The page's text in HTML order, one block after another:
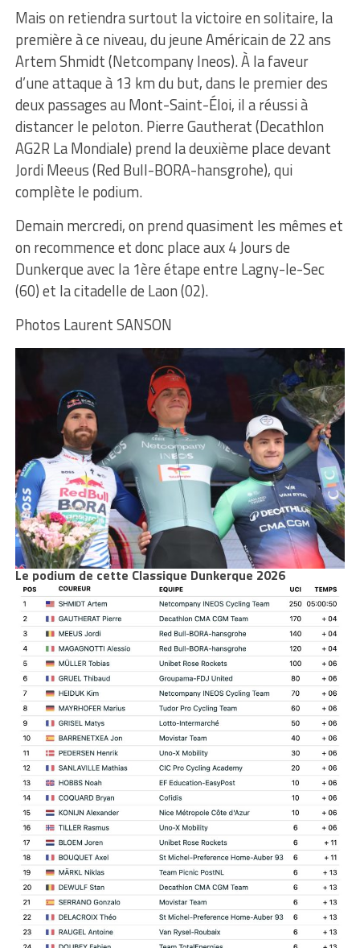
Mais on retiendra surtout la victoire en solitaire, la
première à ce niveau, du jeune Américain de 22 ans
Artem Shmidt (Netcompany Ineos). À la faveur
d’une attaque à 13 km du but, dans le premier des
deux passages au Mont-Saint-Éloi, il a réussi à
distancer le peloton. Pierre Gautherat (Decathlon
AG2R La Mondiale) prend la deuxième place devant
Jordi Meeus (Red Bull-BORA-hansgrohe), qui
complète le podium.
Demain mercredi, on prend quasiment les mêmes et
on recommence et donc place aux 4 Jours de
Dunkerque avec la 1ère étape entre Lagny-le-Sec
(60) et la citadelle de Laon (02).
Photos Laurent SANSON
Le podium de cette Classique Dunkerque 2026